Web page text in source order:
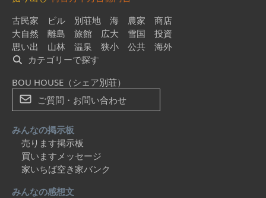
古民家
ビル 別荘地 海 農家
商店
大自然
離島 旅館 広大 雪国
投資
思い出
山林 温泉 狭小 公共
海外
カテゴリーで探す
BOU HOUSE（シェア別荘）
ご質問・お問い合わせ
みんなの掲示板
売ります掲示板
買いますメッセージ
家いちば空き家バンク
みんなの感想文